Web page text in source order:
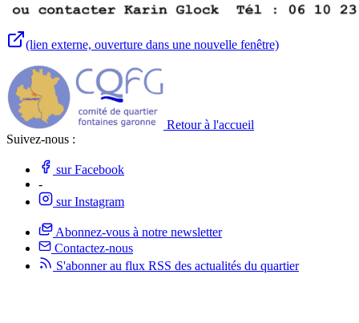
(lien externe, ouverture dans une nouvelle fenêtre)
Retour à l'accueil
Suivez-nous :
sur Facebook
-
sur Instagram
Abonnez-vous à notre newsletter
Contactez-nous
S'abonner au flux RSS des actualités du quartier